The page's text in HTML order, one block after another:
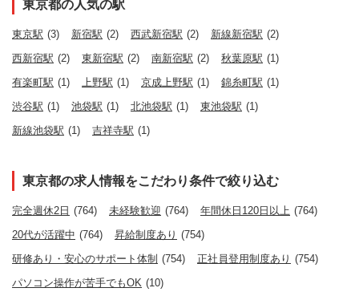
東京都の人気の駅
東京駅 (3) 新宿駅 (2) 西武新宿駅 (2) 新線新宿駅 (2)
西新宿駅 (2) 東新宿駅 (2) 南新宿駅 (2) 秋葉原駅 (1)
有楽町駅 (1) 上野駅 (1) 京成上野駅 (1) 錦糸町駅 (1)
渋谷駅 (1) 池袋駅 (1) 北池袋駅 (1) 東池袋駅 (1)
新線池袋駅 (1) 吉祥寺駅 (1)
東京都の求人情報をこだわり条件で絞り込む
完全週休2日 (764) 未経験歓迎 (764) 年間休日120日以上 (764)
20代が活躍中 (764) 昇給制度あり (754)
研修あり・安心のサポート体制 (754) 正社員登用制度あり (754)
パソコン操作が苦手でもOK (10)